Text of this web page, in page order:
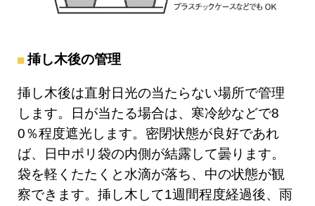
挿し木後の管理
挿し木後は直射日光の当たらない場所で管理
します。日が当たる場合は、寒冷紗などで8
0％程度遮光します。密閉状態が良好であれ
ば、日中ポリ袋の内側が結露して曇ります。
袋を軽くたたくと水滴が落ち、中の状態が観
察できます。挿し木して1週間程度経過後、雨